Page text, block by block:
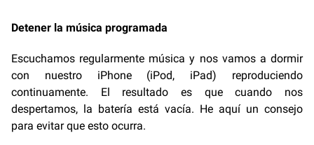
Detener la música programada
Escuchamos regularmente música y nos vamos a dormir
con nuestro iPhone (iPod, iPad) reproduciendo
continuamente. El resultado es que cuando nos
despertamos, la batería está vacía. He aquí un consejo
para evitar que esto ocurra.